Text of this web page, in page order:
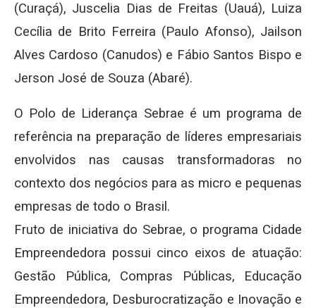
(Curaçá), Juscelia Dias de Freitas (Uauá), Luiza
Cecília de Brito Ferreira (Paulo Afonso), Jailson
Alves Cardoso (Canudos) e Fábio Santos Bispo e
Jerson José de Souza (Abaré).
O Polo de Liderança Sebrae é um programa de
referência na preparação de líderes empresariais
envolvidos nas causas transformadoras no
contexto dos negócios para as micro e pequenas
empresas de todo o Brasil.
Fruto de iniciativa do Sebrae, o programa Cidade
Empreendedora possui cinco eixos de atuação:
Gestão Pública, Compras Públicas, Educação
Empreendedora, Desburocratização e Inovação e